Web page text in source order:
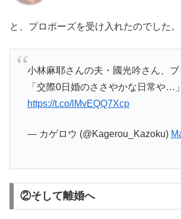
と、プロポーズを受け入れたのでした。
小林麻耶さんの夫・國光吟さん、
「交際0日婚のささやかな日常や…」
https://t.co/lMvEQQ7Xcp
— カゲロウ (@Kagerou_Kazoku)
②そして離婚へ